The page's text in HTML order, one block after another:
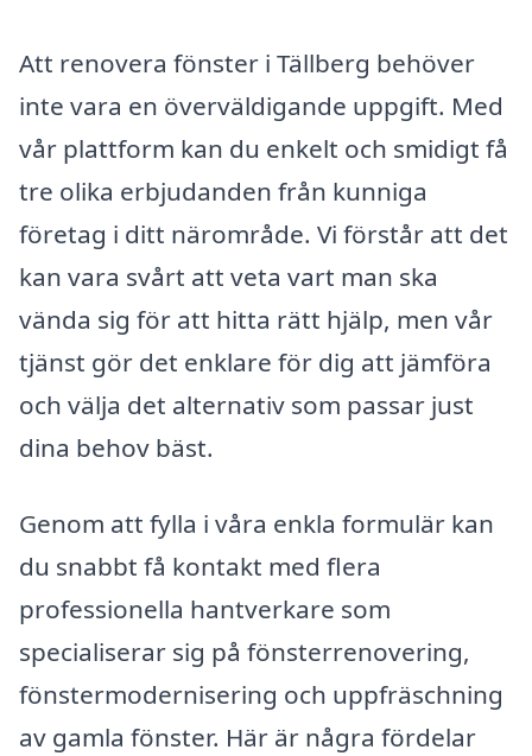
Att renovera fönster i Tällberg behöver
inte vara en överväldigande uppgift. Med
vår plattform kan du enkelt och smidigt få
tre olika erbjudanden från kunniga
företag i ditt närområde. Vi förstår att det
kan vara svårt att veta vart man ska
vända sig för att hitta rätt hjälp, men vår
tjänst gör det enklare för dig att jämföra
och välja det alternativ som passar just
dina behov bäst.
Genom att fylla i våra enkla formulär kan
du snabbt få kontakt med flera
professionella hantverkare som
specialiserar sig på fönsterrenovering,
fönstermodernisering och uppfräschning
av gamla fönster. Här är några fördelar